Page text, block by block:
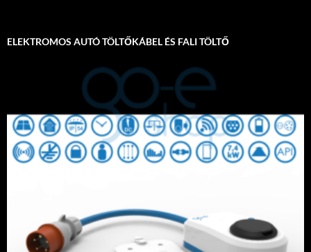
ELEKTROMOS AUTÓ TÖLTŐKÁBEL ÉS FALI TÖLTŐ